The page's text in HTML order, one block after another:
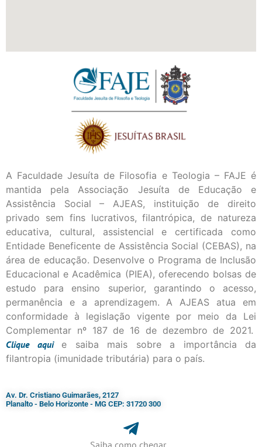
A Faculdade Jesuíta de Filosofia e Teologia – FAJE é
mantida pela Associação Jesuíta de Educação e
Assistência Social – AJEAS, instituição de direito
privado sem fins lucrativos, filantrópica, de natureza
educativa, cultural, assistencial e certificada como
Entidade Beneficente de Assistência Social (CEBAS), na
área de educação. Desenvolve o Programa de Inclusão
Educacional e Acadêmica (PIEA), oferecendo bolsas de
estudo para ensino superior, garantindo o acesso,
permanência e a aprendizagem. A AJEAS atua em
conformidade à legislação vigente por meio da Lei
Complementar nº 187 de 16 de dezembro de 2021.
Cliqueaqui
e saiba mais sobre a importância da
filantropia (imunidade tributária) para o país.
Av. Dr. Cristiano Guimarães, 2127
Planalto - Belo Horizonte - MG CEP: 31720 300
Saiba como chegar...